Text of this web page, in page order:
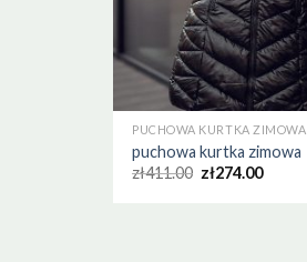
PUCHOWA KURTKA ZIMOWA
puchowa kurtka zimowa
zł411.00 zł274.00